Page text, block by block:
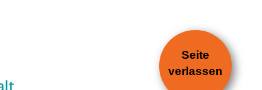
Seite
verlassen